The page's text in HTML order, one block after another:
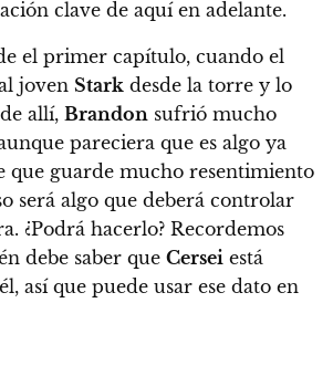
clave de aquí en adelante.
el primer capítulo, cuando el
joven Stark desde la torre y lo
allí, Brandon sufrió mucho
pareciera que es algo ya
que guarde mucho resentimiento
será algo que deberá controlar
¿Podrá hacerlo? Recordemos
debe saber que Cersei está
así que puede usar ese dato en